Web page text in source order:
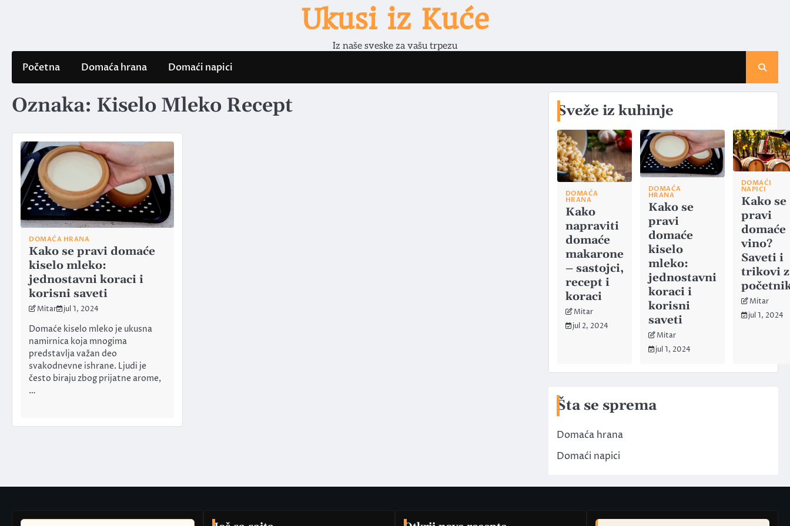
Ukusi iz Kuće
Iz naše sveske za vašu trpezu
Početna Domaća hrana Domaći napici
Oznaka: Kiselo Mleko Recept
DOMAĆA HRANA
Kako se pravi domaće
kiselo mleko:
jednostavni koraci i
korisni saveti
Mitar jul 1, 2024
Domaće kiselo mleko je ukusna
namirnica koja mnogima
predstavlja važan deo
svakodnevne ishrane. Ljudi je
često biraju zbog prijatne arome,
…
Sveže iz kuhinje
DOMAĆA
HRANA
Kako
napraviti
domaće
makarone
– sastojci,
recept i
koraci
Mitar
jul 2, 2024
DOMAĆA
HRANA
Kako se
pravi
domaće
kiselo
mleko:
jednostavni
koraci i
korisni
saveti
Mitar
jul 1, 2024
DOMAĆI
NAPICI
Kako se
pravi
domaće
vino?
Saveti i
trikovi
Mitar
jul 1, 2024
Šta se sprema
Domaća hrana
Domaći napici